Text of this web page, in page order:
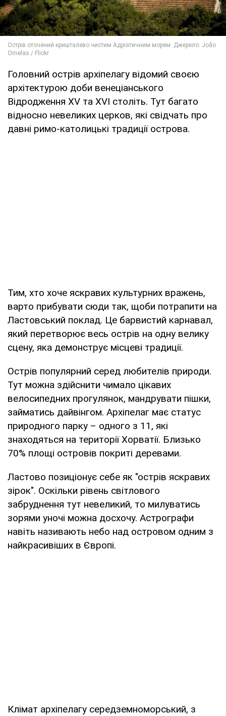
Головний острів архіпелагу відомий своєю
архітектурою доби венеціанського
Відродження XV та XVI століть. Тут багато
відносно невеликих церков, які свідчать про
давні римо-католицькі традиції острова.
Тим, хто хоче яскравих культурних вражень,
варто прибувати сюди так, щоби потрапити на
Ластовський поклад. Це барвистий карнавал,
який перетворює весь острів на одну велику
сцену, яка демонструє місцеві традиції.
Острів популярний серед любителів природи.
Тут можна здійснити чимало цікавих
велосипедних прогулянок, мандрувати пішки,
займатись дайвінгом. Архіпелаг має статус
природного парку – одного з 11, які
знаходяться на території Хорватії. Близько
70% площі островів покриті деревами.
Ластово позиціонує себе як "острів яскравих
зірок". Оскільки рівень світлового
забруднення тут невеликий, то милуватись
зорями уночі можна досхочу. Астрографи
навіть називають небо над островом одним з
найкрасивіших в Європі.
Клімат архіпелагу середземноморський, з